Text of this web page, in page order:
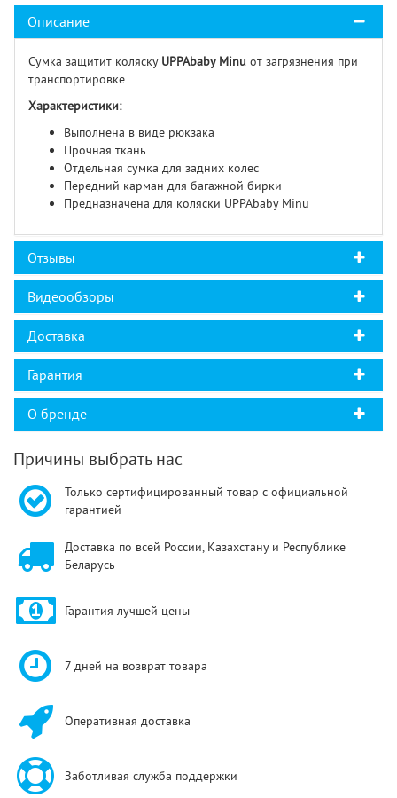
Описание
Сумка защитит коляску UPPAbaby Minu от загрязнения при
транспортировке.
Характеристики:
Выполнена в виде рюкзака
Прочная ткань
Отдельная сумка для задних колес
Передний карман для багажной бирки
Предназначена для коляски UPPAbaby Minu
Отзывы
Видеообзоры
Доставка
Гарантия
О бренде
Причины выбрать нас
Только сертифицированный товар с официальной
гарантией
Доставка по всей России, Казахстану и Республике
Беларусь
Гарантия лучшей цены
7 дней на возврат товара
Оперативная доставка
Заботливая служба поддержки